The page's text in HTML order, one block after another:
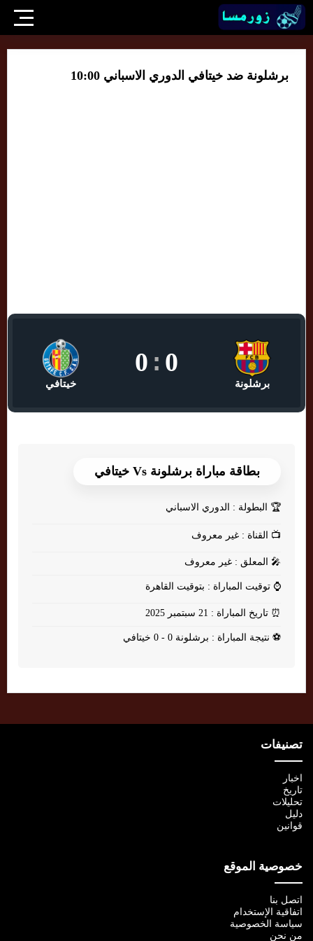
برشلونة ضد خيتافي الدوري الاسباني 10:00
برشلونة
0
:
0
خيتافي
بطاقة مباراة برشلونة Vs خيتافي
🏆 البطولة : الدوري الاسباني
📺 القناة : غير معروف
🎤 المعلق : غير معروف
⌚ توقيت المباراة : بتوقيت القاهرة
⏰ تاريخ المباراة : 21 سبتمبر 2025
⚽ نتيجة المباراة : برشلونة 0 - 0 خيتافي
تصنيفات
اخبار
تاريخ
تحليلات
دليل
قوانين
خصوصية الموقع
اتصل بنا
اتفاقية الإستخدام
سياسة الخصوصية
من نحن